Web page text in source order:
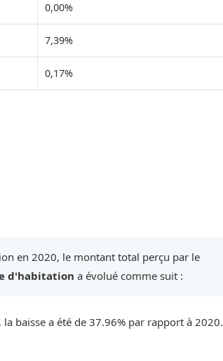
0,00%
7,39%
0,17%
en 2020, le montant total perçu par le
d'habitation a évolué comme suit :
baisse a été de 37.96% par rapport à 2020.